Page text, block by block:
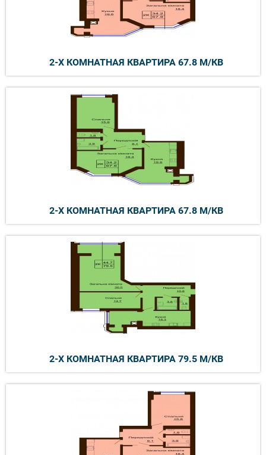
2-Х КОМНАТНАЯ КВАРТИРА 67.8 М/КВ
2-Х КОМНАТНАЯ КВАРТИРА 67.8 М/КВ
2-Х КОМНАТНАЯ КВАРТИРА 79.5 М/КВ